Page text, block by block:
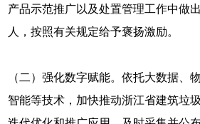
产品示范推广以及处置管理工作中做
人，按照有关规定给予褒扬激励。
（二）强化数字赋能。依托大数据、
智能等技术，加快推动浙江省建筑垃